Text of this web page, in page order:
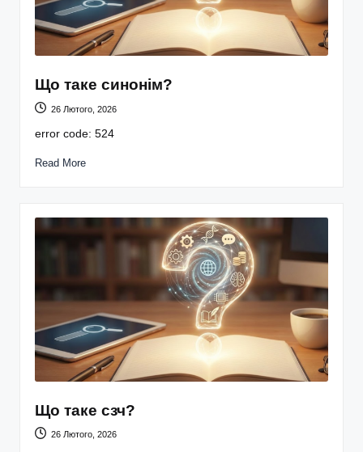
Що таке синонім?
26 Лютого, 2026
error code: 524
Read More
Що таке сзч?
26 Лютого, 2026